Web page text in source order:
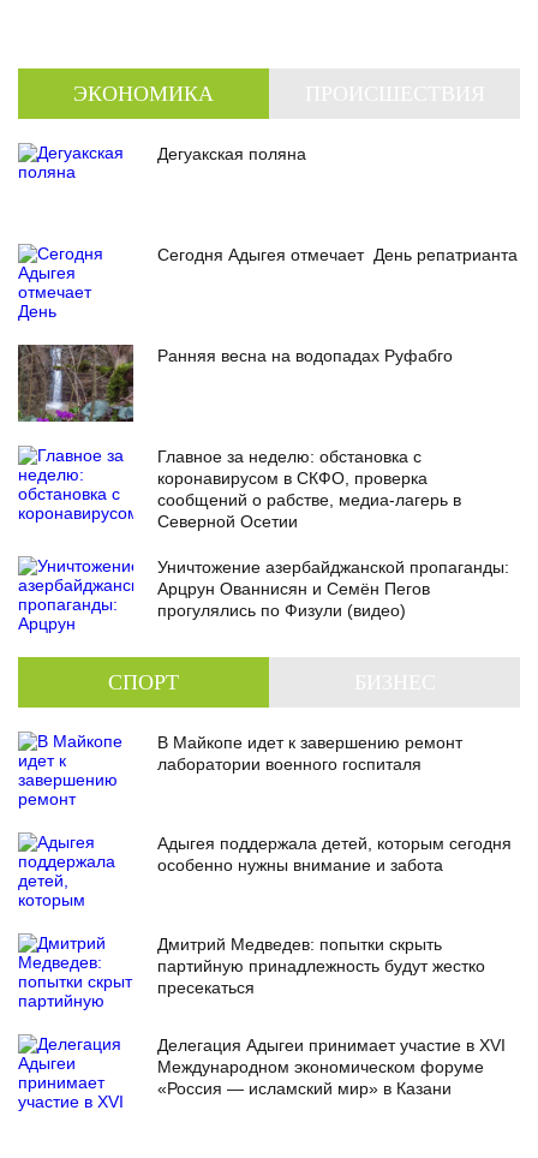
ЭКОНОМИКА
Дегуакская поляна
Сегодня Адыгея отмечает День репатрианта
Ранняя весна на водопадах Руфабго
Главное за неделю: обстановка с
коронавирусом в СКФО, проверка
сообщений о рабстве, медиа-лагерь в
Северной Осетии
Уничтожение азербайджанской пропаганды:
Арцрун Ованнисян и Семён Пегов
прогулялись по Физули (видео)
СПОРТ
В Майкопе идет к завершению ремонт
лаборатории военного госпиталя
Адыгея поддержала детей, которым сегодня
особенно нужны внимание и забота
Дмитрий Медведев: попытки скрыть
партийную принадлежность будут жестко
пресекаться
Делегация Адыгеи принимает участие в XVI
Международном экономическом форуме
«Россия — исламский мир» в Казани